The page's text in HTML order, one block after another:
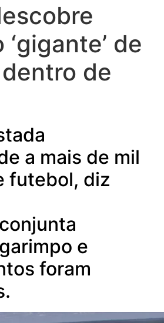
de
de
a mais de mil
futebol, diz
e
foram